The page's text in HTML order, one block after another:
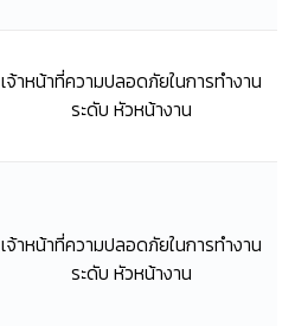
เจ้าหน้าที่ความปลอดภัยในการทำงาน
ระดับ หัวหน้างาน
เจ้าหน้าที่ความปลอดภัยในการทำงาน
ระดับ หัวหน้างาน